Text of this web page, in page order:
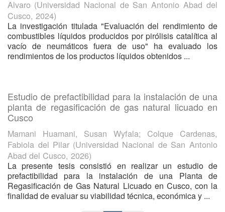
Alvaro (Universidad Nacional de San Antonio Abad del
Cusco, 2024)
La investigación titulada "Evaluación del rendimiento de
combustibles líquidos producidos por pirólisis catalítica al
vacío de neumáticos fuera de uso" ha evaluado los
rendimientos de los productos líquidos obtenidos ...
Estudio de prefactibilidad para la instalación de una
planta de regasificación de gas natural licuado en
Cusco
Mamani Huamani, Susan Wyfala; Colque Cardenas,
Fabiola del Pilar (Universidad Nacional de San Antonio
Abad del Cusco, 2026)
La presente tesis consistió en realizar un estudio de
prefactibilidad para la instalación de una Planta de
Regasificación de Gas Natural Licuado en Cusco, con la
finalidad de evaluar su viabilidad técnica, económica y ...